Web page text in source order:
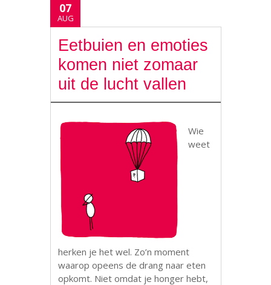
07
AUG
Eetbuien en emoties
komen niet zomaar
uit de lucht vallen
Wie
weet
herken je het wel. Zo’n moment
waarop opeens de drang naar eten
opkomt. Niet omdat je honger hebt,